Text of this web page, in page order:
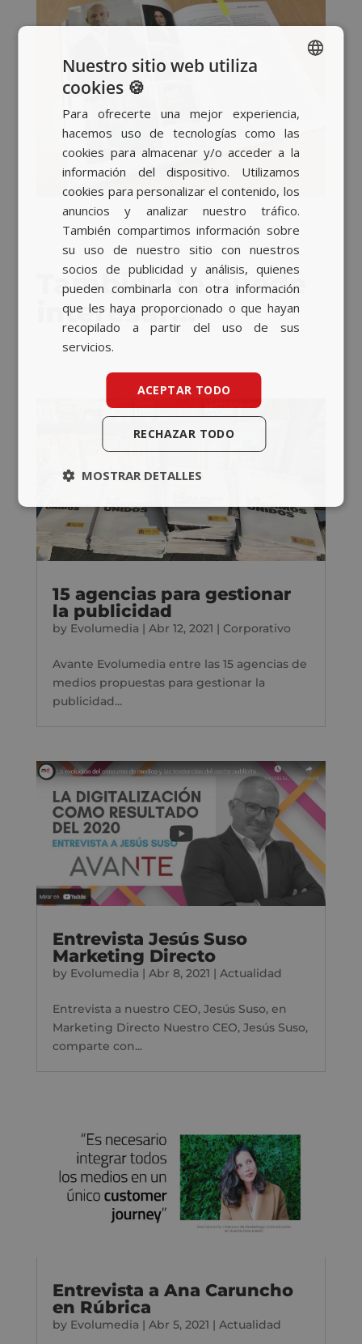
También te puede
interesar…
15 agencias para gestionar
la publicidad
by Evolumedia | Abr 12, 2021 | Corporativo
Avante Evolumedia entre las 15 agencias de
medios propuestas para gestionar la
publicidad...
Entrevista Jesús Suso
Marketing Directo
by Evolumedia | Abr 8, 2021 | Actualidad
Entrevista a nuestro CEO, Jesús Suso, en
Marketing Directo Nuestro CEO, Jesús Suso,
comparte con...
Entrevista a Ana Caruncho
en Rúbrica
by Evolumedia | Abr 5, 2021 | Actualidad
BASQUE
ENGLISH
Nuestro sitio web utiliza
cookies 🍪
Para ofrecerte una mejor experiencia,
hacemos uso de tecnologías como las
cookies para almacenar y/o acceder a la
información del dispositivo. Utilizamos
cookies para personalizar el contenido, los
anuncios y analizar nuestro tráfico.
También compartimos información sobre
su uso de nuestro sitio con nuestros
socios de publicidad y análisis, quienes
pueden combinarla con otra información
que les haya proporcionado o que hayan
recopilado a partir del uso de sus
servicios.
ACEPTAR TODO
RECHAZAR TODO
MOSTRAR DETALLES